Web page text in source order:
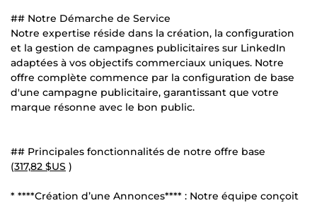
## Notre Démarche de Service
Notre expertise réside dans la création, la configuration
et la gestion de campagnes publicitaires sur LinkedIn
adaptées à vos objectifs commerciaux uniques. Notre
offre complète commence par la configuration de base
d'une campagne publicitaire, garantissant que votre
marque résonne avec le bon public.
## Principales fonctionnalités de notre offre base
(317,82 $US )
* ****Création d’une Annonces**** : Notre équipe conçoit